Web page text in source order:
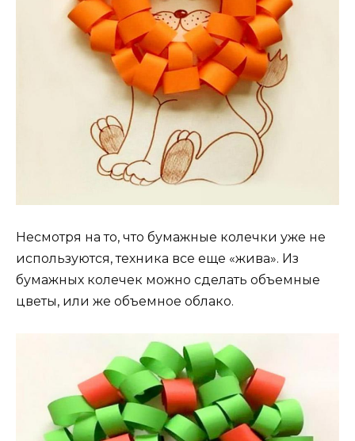
Несмотря на то, что бумажные колечки уже не
используются, техника все еще «жива». Из
бумажных колечек можно сделать объемные
цветы, или же объемное облако.